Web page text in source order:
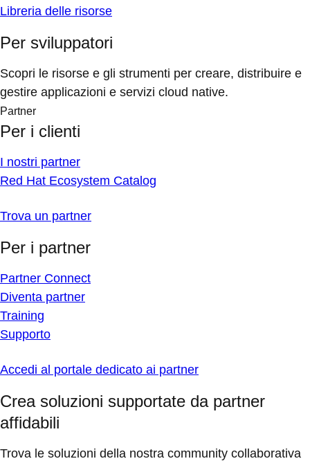
Libreria delle risorse
Per sviluppatori
Scopri le risorse e gli strumenti per creare, distribuire e
gestire applicazioni e servizi cloud native.
Partner
Per i clienti
I nostri partner
Red Hat Ecosystem Catalog
Trova un partner
Per i partner
Partner Connect
Diventa partner
Training
Supporto
Accedi al portale dedicato ai partner
Crea soluzioni supportate da partner
affidabili
Trova le soluzioni della nostra community collaborativa